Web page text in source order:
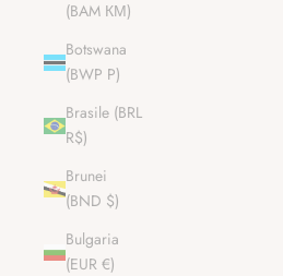
(BAM КМ)
Botswana
(BWP P)
Brasile (BRL
R$)
Brunei
(BND $)
Bulgaria
(EUR €)